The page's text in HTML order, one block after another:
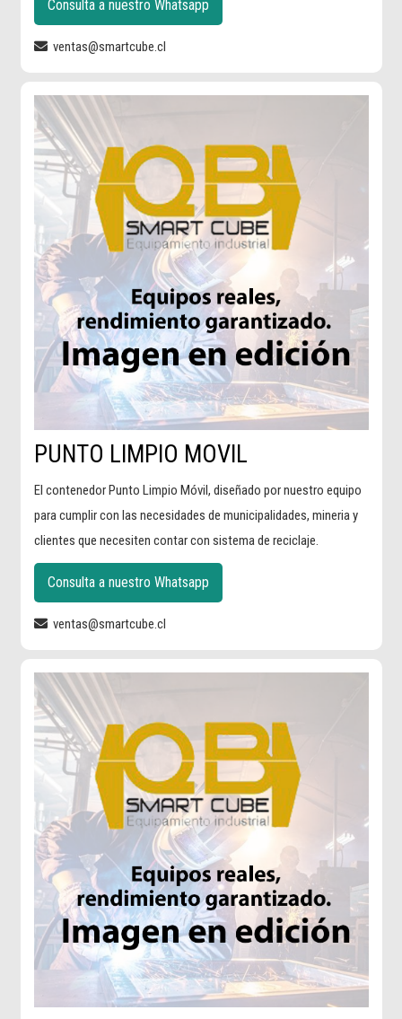
Consulta a nuestro Whatsapp
ventas@smartcube.cl
PUNTO LIMPIO MOVIL
El contenedor Punto Limpio Móvil, diseñado por nuestro equipo
para cumplir con las necesidades de municipalidades, mineria y
clientes que necesiten contar con sistema de reciclaje.
Consulta a nuestro Whatsapp
ventas@smartcube.cl